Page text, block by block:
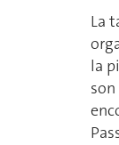
La
la